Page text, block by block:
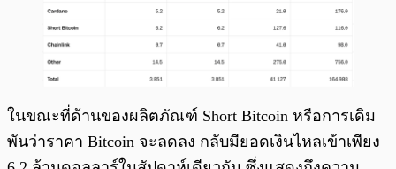
ในขณะที่ด้านของผลิตภัณฑ์ Short Bitcoin หรือการเดิม
พันว่าราคา Bitcoin จะลดลง กลับมียอดเงินไหลเข้าเพียง